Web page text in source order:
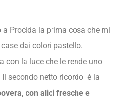
a Procida la prima cosa che mi
dai colori pastello.
con la luce che le rende uno
secondo netto ricordo è la
con alici fresche e